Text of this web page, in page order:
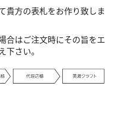
貴方の表札をお作り致しま
合はご注文時にその旨をエ
下さい。